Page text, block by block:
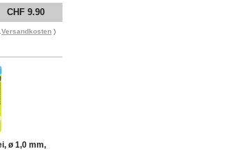
CHF 9.90
Versandkosten )
ø 1,0 mm,